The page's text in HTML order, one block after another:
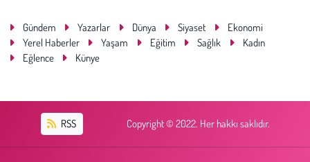
Gündem Yazarlar Dünya Siyaset
Ekonomi
Yerel Haberler
Yaşam Eğitim Sağlık
Kadın
Eğlence
Künye
RSS Copyright © 2022. Her hakkı saklıdır.